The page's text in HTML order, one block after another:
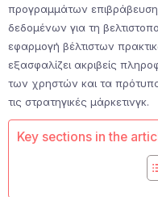
προγραμμάτων
δεδομένων για τη
εφαρμογή βέλτιστων
εξασφαλίζει ακριβείς
των χρηστών και τα
τις στρατηγικές μάρκετινγκ.
Key sections in the